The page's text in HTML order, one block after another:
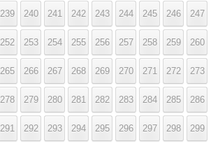
239 240 241 242 243 244 245 246 247
252 253 254 255 256 257 258 259 260
265 266 267 268 269 270 271 272 273
278 279 280 281 282 283 284 285 286
291 292 293 294 295 296 297 298 299